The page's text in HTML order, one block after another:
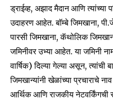
ड्राईव्ह, अझाद मैदान आणि त्यांच्या
उदाहरण आहेत. बॉम्बे जिमखाना,
पारसी जिमखाना, कॅथोलिक
जमिनीवर उभ्या आहेत. या जमिनी
वार्षिक) दिल्या गेल्या असून,
जिमखान्यांनी खेळांच्या प्रचाराचे
आर्थिक आणि राजकीय